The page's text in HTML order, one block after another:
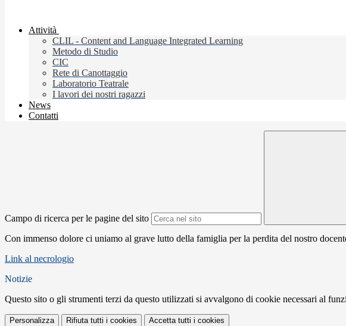
Attività
CLIL - Content and Language Integrated Learning
Metodo di Studio
CIC
Rete di Canottaggio
Laboratorio Teatrale
I lavori dei nostri ragazzi
News
Contatti
Campo di ricerca per le pagine del sito
Con immenso dolore ci uniamo al grave lutto della famiglia per la perdita del nostro
Link al necrologio
Notizie
Questo sito o gli strumenti terzi da questo utilizzati si avvalgono di cookie necessari al
Personalizza Rifiuta tutti i cookies Accetta tutti i cookies